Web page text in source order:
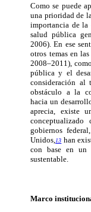
Como se puede
una prioridad de
importancia de la
salud pública
2006). En ese
otros temas en
2008–2011),
pública y el
consideración al
obstáculo a la
hacia un
aprecia, existe
gobiernos
Unidos, 13 han
con base en un
sustentable.
Marco